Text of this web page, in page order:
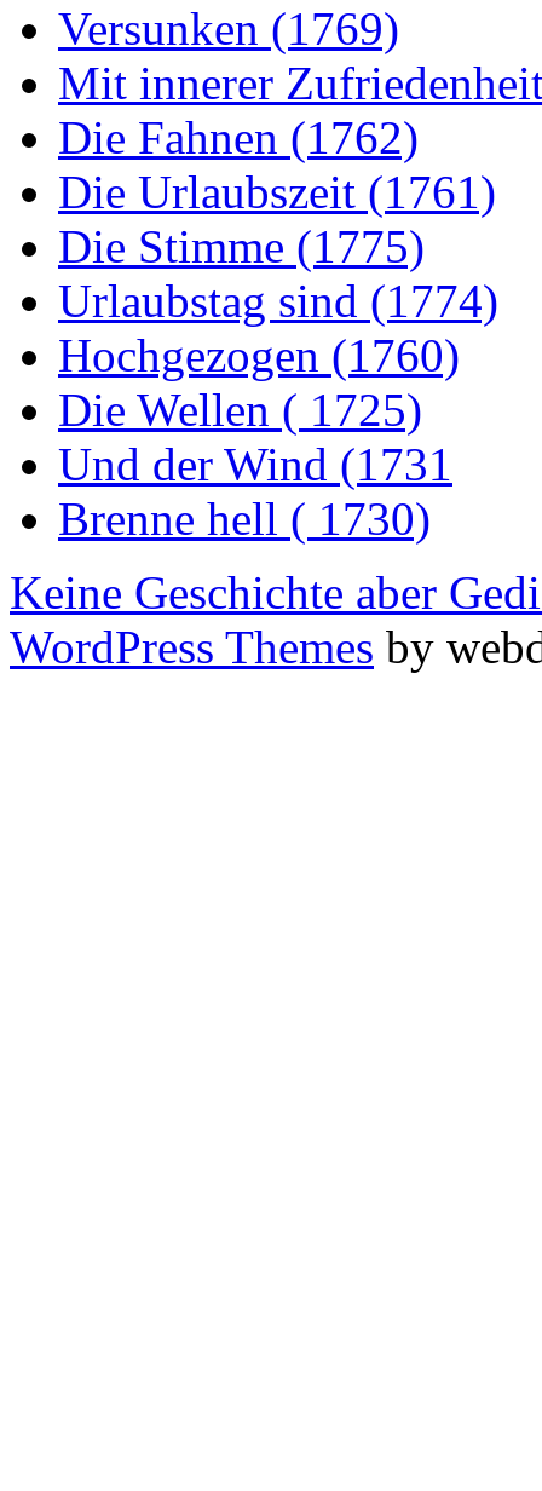
Versunken (1769)
Mit innerer
Die Fahnen (1762)
Die Urlaubszeit (1761)
Die Stimme (1775)
Urlaubstag sind (1774)
Hochgezogen (1760)
Die Wellen ( 1725)
Und der Wind (1731
Brenne hell ( 1730)
Keine Geschichte aber
WordPress Themes by